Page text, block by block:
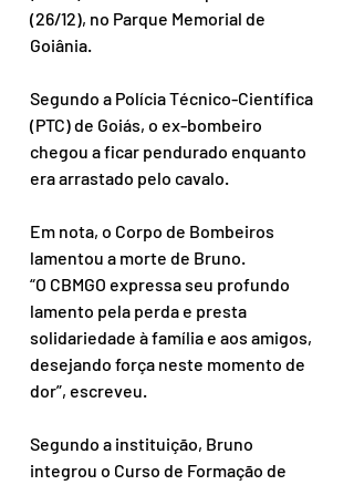
(26/12), no Parque Memorial de
Goiânia.
Segundo a Polícia Técnico-Científica
(PTC) de Goiás, o ex-bombeiro
chegou a ficar pendurado enquanto
era arrastado pelo cavalo.
Em nota, o Corpo de Bombeiros
lamentou a morte de Bruno.
“O CBMGO expressa seu profundo
lamento pela perda e presta
solidariedade à família e aos amigos,
desejando força neste momento de
dor”, escreveu.
Segundo a instituição, Bruno
integrou o Curso de Formação de